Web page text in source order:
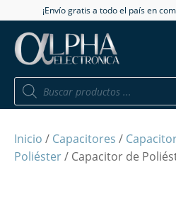
¡Envío gratis a todo el país en
Búsqueda
productos
Inicio / Capacitores /
Poliéster/ Capacitor de